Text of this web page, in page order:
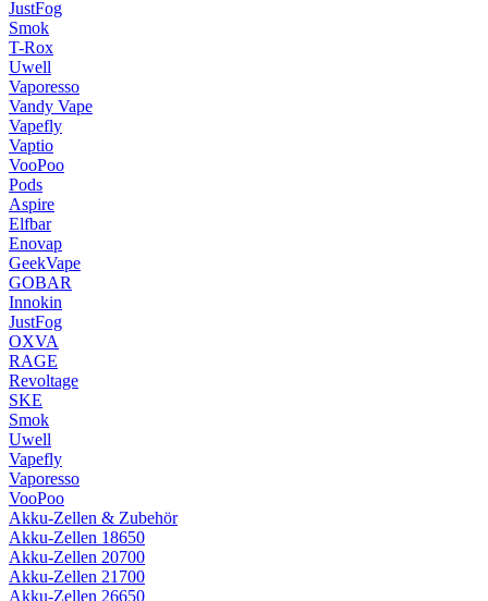
JustFog
Smok
T-Rox
Uwell
Vaporesso
Vandy Vape
Vapefly
Vaptio
VooPoo
Pods
Aspire
Elfbar
Enovap
GeekVape
GOBAR
Innokin
JustFog
OXVA
RAGE
Revoltage
SKE
Smok
Uwell
Vapefly
Vaporesso
VooPoo
Akku-Zellen & Zubehör
Akku-Zellen 18650
Akku-Zellen 20700
Akku-Zellen 21700
Akku-Zellen 26650